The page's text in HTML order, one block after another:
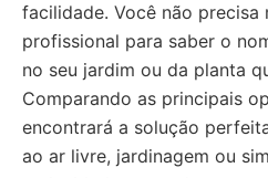
facilidade. Você não precisa
profissional para saber o
no seu jardim ou da planta
Comparando as principais
encontrará a solução
ao ar livre, jardinagem ou